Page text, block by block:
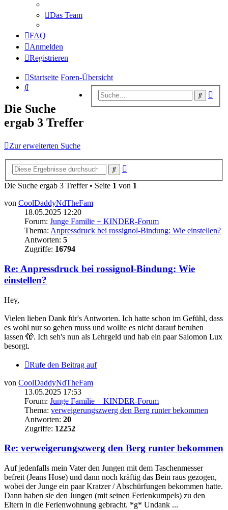
Das Team
FAQ
Anmelden
Registrieren
Startseite Foren-Übersicht
Suche
Suche
Die Suche
ergab 3 Treffer
Zur erweiterten Suche
Suche
Die Suche ergab 3 Treffer • Seite 1 von 1
von CoolDaddyNdTheFam
18.05.2025 12:20
Forum: Junge Familie + KINDER-Forum
Thema: Anpressdruck bei rossignol-Bindung: Wie einstellen?
Antworten: 5
Zugriffe: 16794
Re: Anpressdruck bei rossignol-Bindung: Wie
einstellen?
Hey,
Vielen lieben Dank für's Antworten. Ich hatte schon im Gefühl, dass
es wohl nur so gehen muss und wollte es nicht darauf beruhen
lassen 🫣. Ich seh's nun als Lehrgeld und hab ein paar Salomon Lux
besorgt.
Rufe den Beitrag auf
von CoolDaddyNdTheFam
13.05.2025 17:53
Forum: Junge Familie + KINDER-Forum
Thema: verweigerungszwerg den Berg runter bekommen
Antworten: 20
Zugriffe: 12252
Re: verweigerungszwerg den Berg runter bekommen
Auf jedenfalls mein Vater den Jungen mit dem Taschenmesser
befreit (Jeans Hose) und dann noch kräftig das Bein raus gezogen,
wobei der Junge ein paar Kratzer / Abschürfungen bekommen hatte.
Dann haben sie den Jungen (mit seinen Ferienkumpels) zu den
Eltern in die Ferienwohnung gebracht. *g* Undank ...